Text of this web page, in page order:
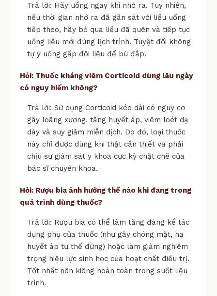
Trả lời: Hãy uống ngay khi nhớ ra. Tuy nhiên,
nếu thời gian nhớ ra đã gần sát với liều uống
tiếp theo, hãy bỏ qua liều đã quên và tiếp tục
uống liều mới đúng lịch trình. Tuyệt đối không
tự ý uống gấp đôi liều để bù đắp.
Hỏi: Thuốc kháng viêm Corticoid dùng lâu ngày
có nguy hiểm không?
Trả lời: Sử dụng Corticoid kéo dài có nguy cơ
gây loãng xương, tăng huyết áp, viêm loét dạ
dày và suy giảm miễn dịch. Do đó, loại thuốc
này chỉ được dùng khi thật cần thiết và phải
chịu sự giám sát y khoa cực kỳ chặt chẽ của
bác sĩ chuyên khoa.
Hỏi: Rượu bia ảnh hưởng thế nào khi đang trong
quá trình dùng thuốc?
Trả lời: Rượu bia có thể làm tăng đáng kể tác
dụng phụ của thuốc (như gây chóng mặt, hạ
huyết áp tư thế đứng) hoặc làm giảm nghiêm
trọng hiệu lực sinh học của hoạt chất điều trị.
Tốt nhất nên kiêng hoàn toàn trong suốt liệu
trình.